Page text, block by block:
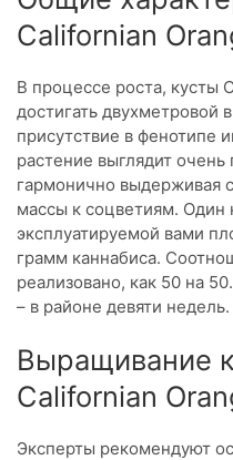
Californian
В процессе роста, кусты
достигать двухметровой
присутствие в фенотипе
растение выглядит
гармонично выдерживая
массы к соцветиям. Один
эксплуатируемой вами
грамм каннабиса.
реализовано, как 50 на
– в районе девяти недель.
Выращивание
Californian
Эксперты рекомендуют